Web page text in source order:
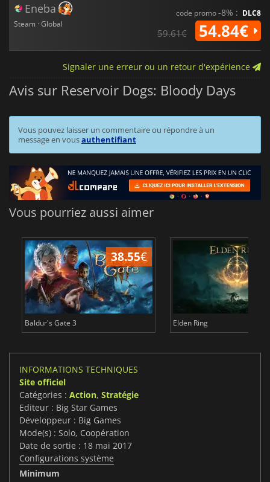
Eneba
Steam · Global
code promo-8% : DLC8
59.61€ 54.84€
Signaler une erreur ou un retour d'expérience
Avis sur Reservoir Dogs: Bloody Days
Vous pouvez laisser un commentaire ou répondre à un
message en vousauthentifiant
Vous pourriez aussi aimer
38.55€
Baldur's Gate 3 Elden Ring
INFORMATIONS TECHNIQUES
Site officiel
Catégories : Action, Stratégie
Editeur : Big Star Games
Développeur : Big Games
Mode(s) : Solo, Coopération
Date de sortie : 18 mai 2017
Configurations système
Minimum